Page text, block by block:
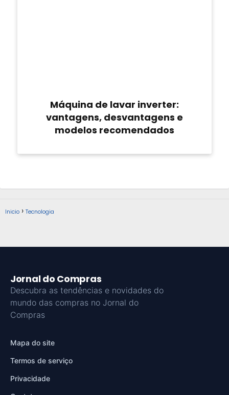
Máquina de lavar inverter:
vantagens, desvantagens e
modelos recomendados
Inicio Tecnologia
Jornal do Compras
Descubra as tendências e novidades do
mundo das compras no Jornal do
Compras
Mapa do site
Termos de serviço
Privacidade